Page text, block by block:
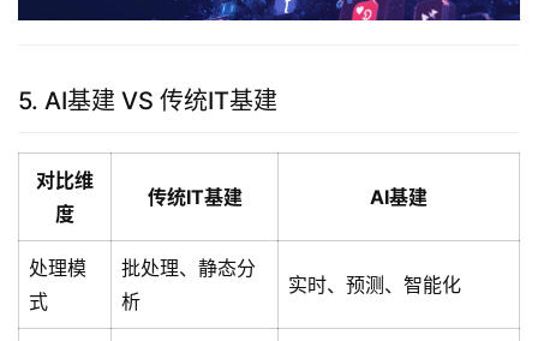
5. AI基建 VS 传统IT基建
对比维
度
传统IT基建 AI基建
处理模
式
批处理、静态分
析
实时、预测、智能化